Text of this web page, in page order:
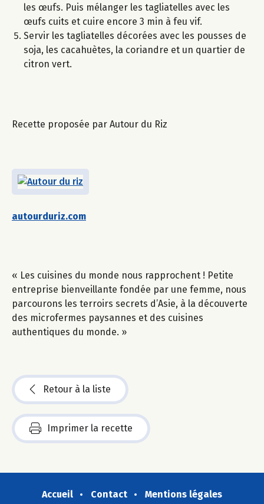
les œufs. Puis mélanger les tagliatelles avec les
œufs cuits et cuire encore 3 min à feu vif.
Servir les tagliatelles décorées avec les pousses de
soja, les cacahuètes, la coriandre et un quartier de
citron vert.
Recette proposée par Autour du Riz
autourduriz.com
« Les cuisines du monde nous rapprochent ! Petite
entreprise bienveillante fondée par une femme, nous
parcourons les terroirs secrets d’Asie, à la découverte
des microfermes paysannes et des cuisines
authentiques du monde. »
Retour à la liste
Imprimer la recette
Accueil Contact
Mentions légales